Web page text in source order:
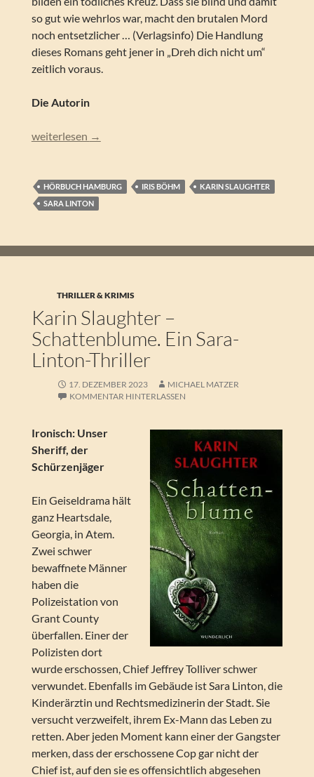
so gut wie wehrlos war, macht den brutalen Mord
noch entsetzlicher … (Verlagsinfo) Die Handlung
dieses Romans geht jener in „Dreh dich nicht um“
zeitlich voraus.
Die Autorin
Karin Slaughter – Belladonna (Lesung)
weiterlesen →
HÖRBUCH HAMBURG IRIS BÖHM
KARIN SLAUGHTER
SARA LINTON
THRILLER & KRIMIS
Karin Slaughter –
Schattenblume. Ein Sara-
Linton-Thriller
17. DEZEMBER 2023
MICHAEL MATZER
KOMMENTAR HINTERLASSEN
Ironisch: Unser
Sheriff, der
Schürzenjäger
Ein Geiseldrama hält
ganz Heartsdale,
Georgia, in Atem.
Zwei schwer
bewaffnete Männer
haben die
Polizeistation von
Grant County
überfallen. Einer der
Polizisten dort
wurde erschossen, Chief Jeffrey Tolliver schwer
verwundet. Ebenfalls im Gebäude ist Sara Linton, die
Kinderärztin und Rechtsmedizinerin der Stadt. Sie
versucht verzweifelt, ihrem Ex-Mann das Leben zu
retten. Aber jeden Moment kann einer der Gangster
merken, dass der erschossene Cop gar nicht der
Chief ist, auf den sie es offensichtlich abgesehen